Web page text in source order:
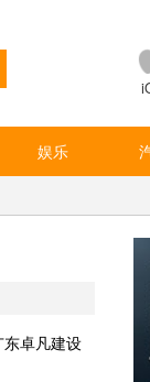
娱乐
卓凡建设